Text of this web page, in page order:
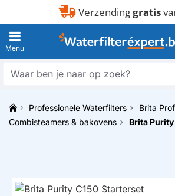
Verzendinggratis
Waar
naar
oph
Professionele Waterfilters
Brita
Combisteamers & bakovens
Brita